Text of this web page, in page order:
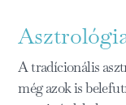
A tradícionális
még azok is